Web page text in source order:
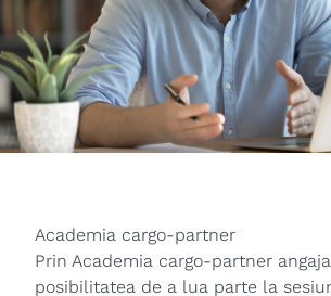
Academia cargo-partner
Prin Academia cargo-partner
posibilitatea de a lua parte la